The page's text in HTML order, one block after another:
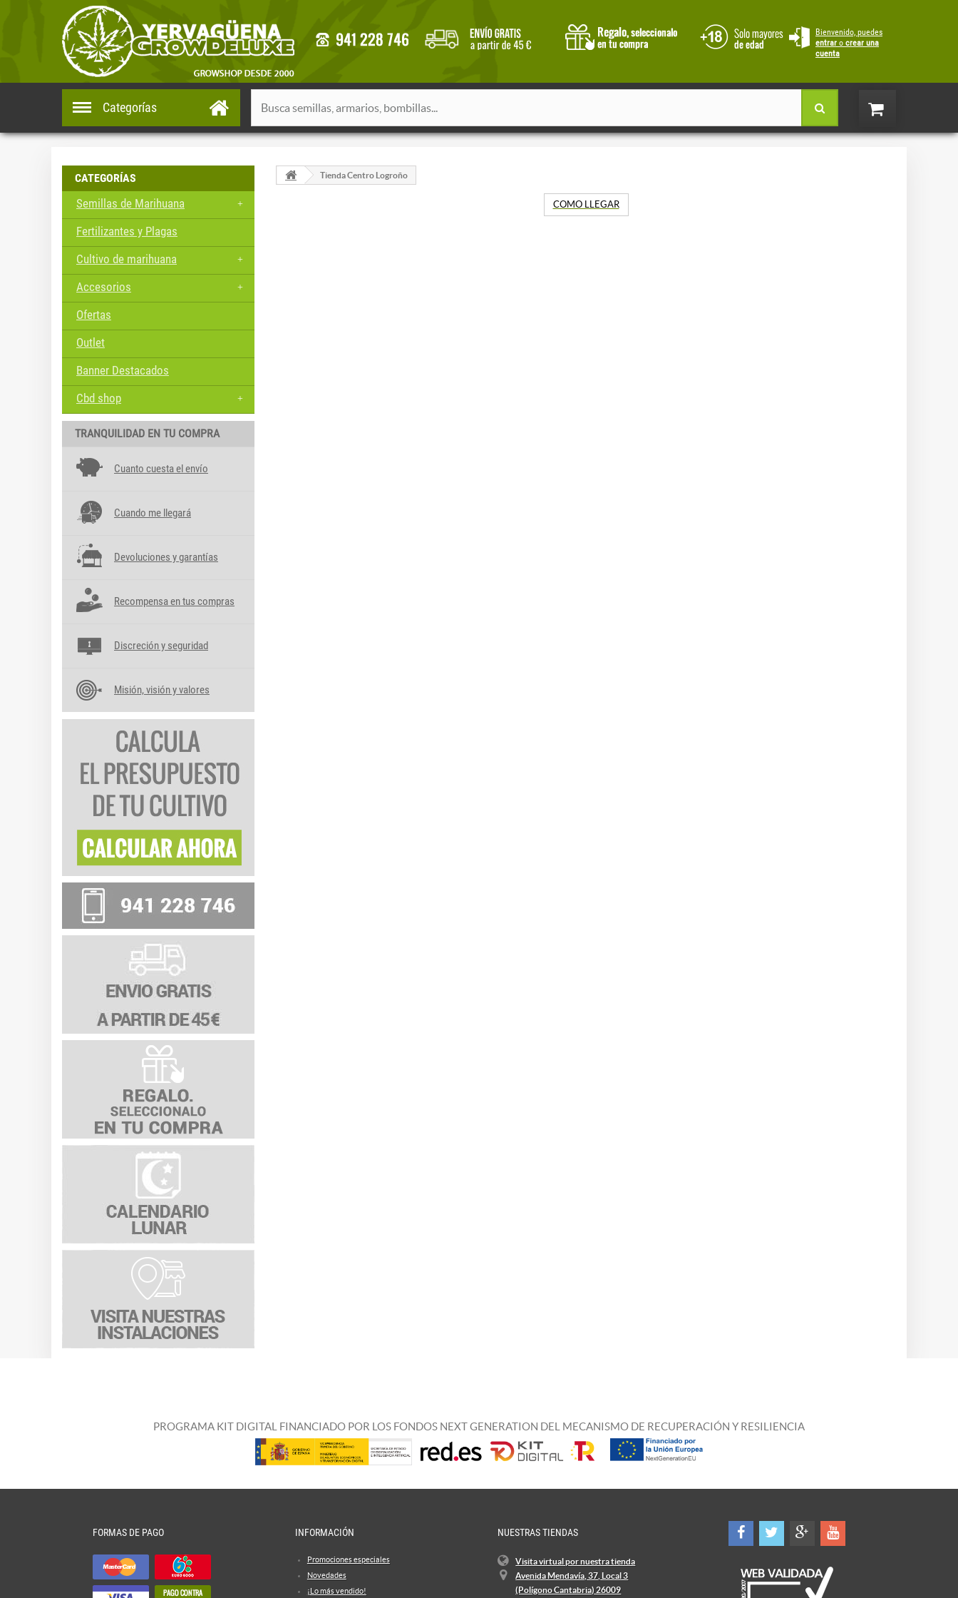
Bienvenido, puedes
entrar o crear una
cuenta
Categorías
CATEGORÍAS
Semillas de Marihuana
Fertilizantes y Plagas
Cultivo de marihuana
Accesorios
Ofertas
Outlet
Banner Destacados
Cbd shop
TRANQUILIDAD EN TU COMPRA
Cuanto cuesta el envío
Cuando me llegará
Devoluciones y garantías
Recompensa en tus compras
Discreción y seguridad
Misión, visión y valores
Tienda Centro Logroño
COMO LLEGAR
PROGRAMA KIT DIGITAL FINANCIADO POR LOS FONDOS NEXT GENERATION DEL MECANISMO DE RECUPERACIÓN Y RESILIENCIA
FORMAS DE PAGO INFORMACIÓN
Promociones especiales
Novedades
¡Lo más vendido!
NUESTRAS TIENDAS
Visita virtual por nuestra tienda
Avenida Mendavía, 37, Local 3
(Polígono Cantabria) 26009